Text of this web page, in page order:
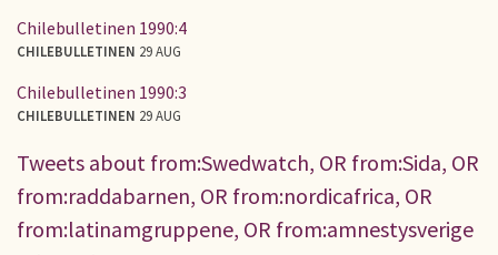
Chilebulletinen 1990:4
CHILEBULLETINEN 29 AUG
Chilebulletinen 1990:3
CHILEBULLETINEN 29 AUG
Tweets about from:Swedwatch, OR from:Sida, OR
from:raddabarnen, OR from:nordicafrica, OR
from:latinamgruppene, OR from:amnestysverige